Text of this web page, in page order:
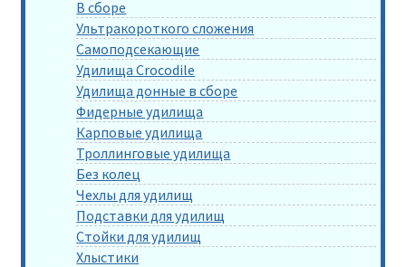
В сборе
Ультракороткого сложения
Самоподсекающие
Удилища Crocodile
Удилища донные в сборе
Фидерные удилища
Карповые удилища
Троллинговые удилища
Без колец
Чехлы для удилищ
Подставки для удилищ
Стойки для удилищ
Хлыстики